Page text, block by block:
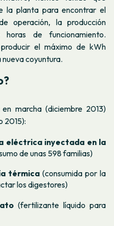
la planta para encontrar el
operación, la producción
de funcionamiento.
el máximo de kWh
coyuntura.
marcha (diciembre 2013)
2015):
eléctrica inyectada en la
de unas 598 familias)
térmica (consumida por la
los digestores)
(fertilizante líquido para